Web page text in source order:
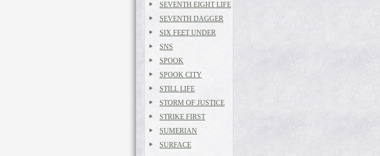
SEVENTH EIGHT LIFE
SEVENTH DAGGER
SIX FEET UNDER
SNS
SPOOK
SPOOK CITY
STILL LIFE
STORM OF JUSTICE
STRIKE FIRST
SUMERIAN
SURFACE